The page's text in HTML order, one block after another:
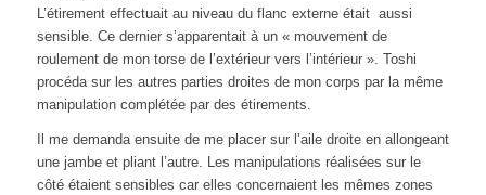
L’étirement effectuait au niveau du flanc externe était aussi
sensible. Ce dernier s’apparentait à un « mouvement de
roulement de mon torse de l’extérieur vers l’intérieur ». Toshi
procéda sur les autres parties droites de mon corps par la même
manipulation complétée par des étirements.
Il me demanda ensuite de me placer sur l’aile droite en allongeant
une jambe et pliant l’autre. Les manipulations réalisées sur le
côté étaient sensibles car elles concernaient les mêmes zones